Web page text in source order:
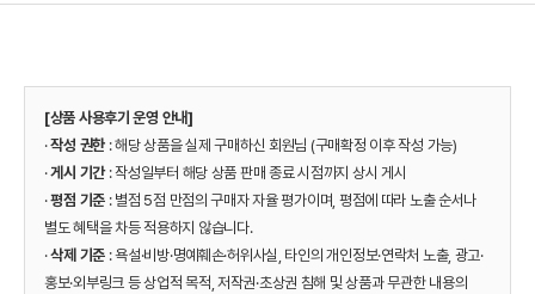
[상품 사용후기 운영 안내]
·작성 권한 : 해당 상품을 실제 구매하신 회원님 (구매확정 이후 작성 가능)
·게시 기간: 작성일부터 해당 상품 판매 종료 시점까지 상시 게시
·평점 기준 : 별점 5점 만점의 구매자 자율 평가이며, 평점에 따라 노출 순서나
별도 혜택을 차등 적용하지 않습니다.
·삭제 기준 : 욕설·비방·명예훼손·허위사실, 타인의 개인정보·연락처 노출, 광고·
홍보·외부링크 등 상업적 목적, 저작권·초상권 침해 및 상품과 무관한 내용의